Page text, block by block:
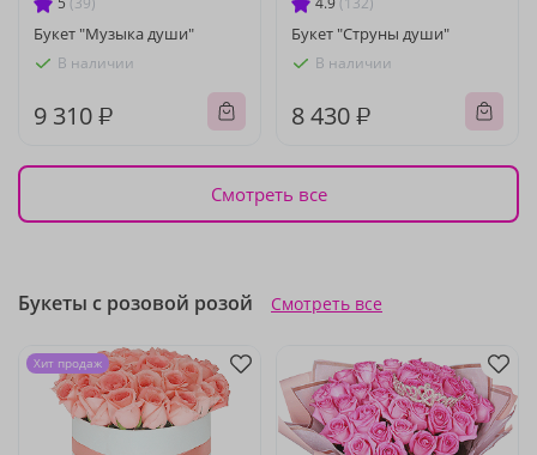
Букет "Музыка души"
В наличии
9 310 ₽
Букет "Струны души"
В наличии
8 430 ₽
Смотреть все
Букеты с розовой розой Смотреть все
Хит продаж